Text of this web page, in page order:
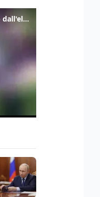
Frana lambisce le case di Auronzo, il video dall'elicottero dei vigili del fuoco